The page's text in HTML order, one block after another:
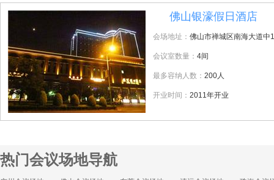
佛山银濠假日酒店
会场地址： 佛山市禅城区南海大道中
会议室数量： 4间
最多容纳人数： 200人
开业时间： 2011年开业
热门会议场地导航